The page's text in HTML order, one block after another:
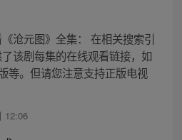
沧元图》全集： 在相关搜索引
该剧每集的在线观看链接，如
等。但请您注意支持正版电视
12:06